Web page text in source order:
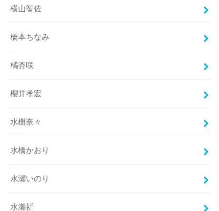
横山智佐
橋本ちなみ
橘杏咲
櫻井孝宏
水樹奈々
水橋かおり
水瀬いのり
水瀬祈